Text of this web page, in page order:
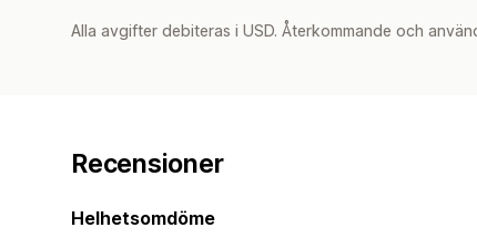
Alla avgifter debiteras i USD. Återkommande och
Recensioner
Helhetsomdöme